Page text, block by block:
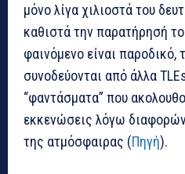
μόνο λίγα χιλιοστά του
καθιστά την παρατήρησή
φαινόμενο είναι
συνοδεύονται από άλλα
“φαντάσματα” που
εκκενώσεις λόγω
της ατμόσφαιρας (Πηγή).